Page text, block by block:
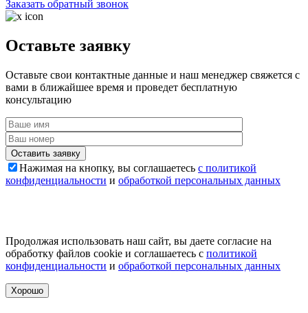
Заказать обратный звонок
Оставьте заявку
Оставьте свои контактные данные и наш менеджер свяжется с
вами в ближайшее время и проведет бесплатную
консультацию
Оставить заявку
Нажимая на кнопку, вы соглашаетесь с политикой
конфиденциальности и обработкой персональных данных
Продолжая использовать наш сайт, вы даете согласие на
обработку файлов cookie и соглашаетесь с политикой
конфиденциальности и обработкой персональных данных
Хорошо